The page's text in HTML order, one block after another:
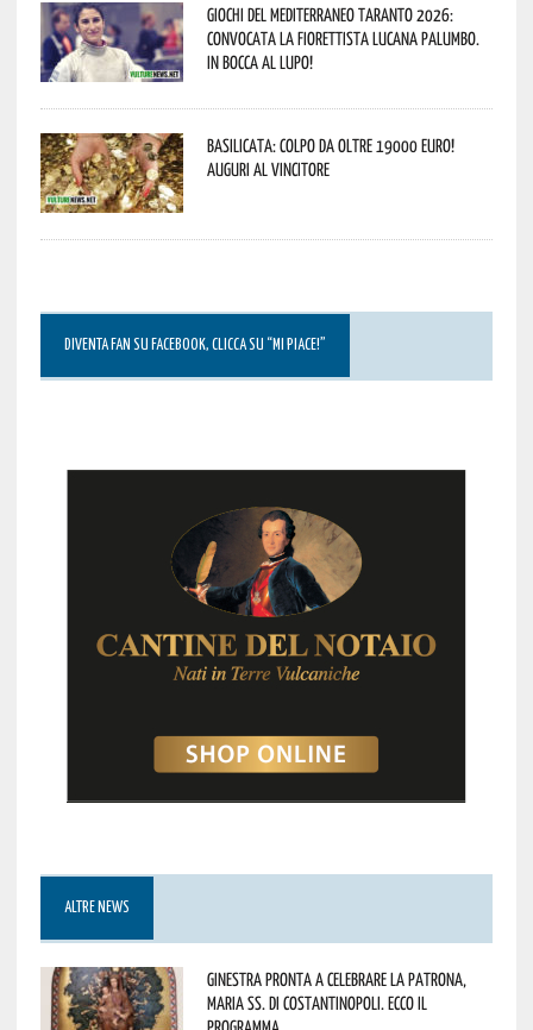
Giochi del Mediterraneo Taranto 2026:
convocata la fiorettista lucana Palumbo.
In bocca al lupo!
Basilicata: colpo da oltre 19000 Euro!
Auguri al vincitore
DIVENTA FAN SU FACEBOOK, CLICCA SU “MI PIACE!”
ALTRE NEWS
Ginestra pronta a celebrare la Patrona,
Maria SS. di Costantinopoli. Ecco il